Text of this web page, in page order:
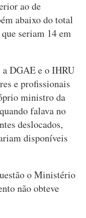
ao de
abaixo do total
seriam 14 em
a DGAE e o IHRU
e profissionais
ministro da
falava no
deslocados,
disponíveis
o Ministério
não obteve